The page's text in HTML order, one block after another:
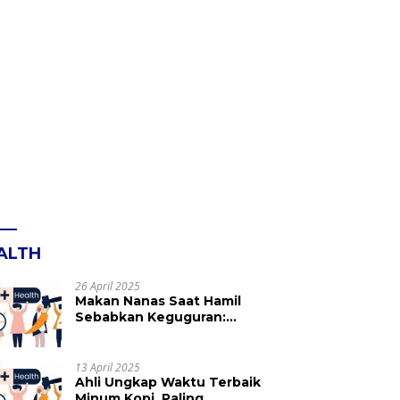
26 April 2025
Makan Nanas Saat Hamil
Sebabkan Keguguran:
13 April 2025
Ahli Ungkap Waktu Terbaik